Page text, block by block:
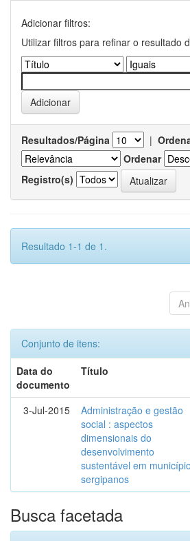
Adicionar filtros:
Utilizar filtros para refinar o resultado
Resultados/Página |
Ordenar
Registro(s)
Resultado 1-1 de 1.
Conjunto de itens:
Data do
documento
Título
3-Jul-2015
Administração e gestão
social : aspectos
dimensionais do
desenvolvimento
sustentável em
sergipanos
Busca facetada